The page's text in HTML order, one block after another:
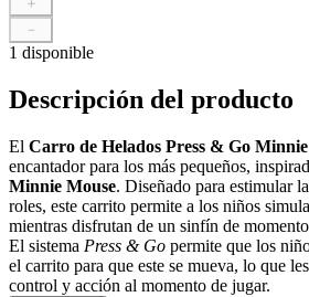
－
1 disponible
Descripción del producto
El Carro de Helados Press & Go Minnie
encantador para los más pequeños,
Minnie Mouse. Diseñado para estimular
roles, este carrito permite a los niños
mientras disfrutan de un sinfín de
El sistema Press & Go permite que los
el carrito para que este se mueva, lo que
control y acción al momento de jugar.